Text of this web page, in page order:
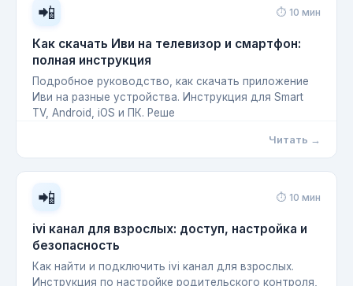
📲 ⏱ 10 мин
Как скачать Иви на телевизор и смартфон:
полная инструкция
Подробное руководство, как скачать приложение
Иви на разные устройства. Инструкция для Smart
TV, Android, iOS и ПК. Реше
Читать →
📲 ⏱ 10 мин
ivi канал для взрослых: доступ, настройка и
безопасность
Как найти и подключить ivi канал для взрослых.
Инструкция по настройке родительского контроля,